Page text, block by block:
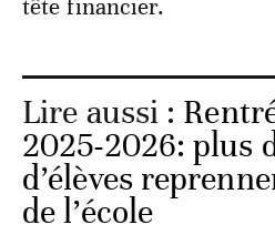
tête financier.
Lire aussi :
2025-2026: plus
d’élèves
de l’école